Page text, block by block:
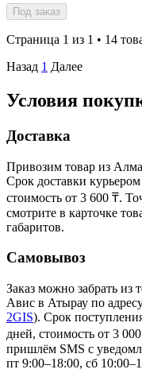
Под заказ
Страница 1 из 1 • 14
Назад 1 Далее
Условия
Доставка
Привозим товар из
Срок доставки
стоимость от 3 600 ₸.
смотрите в карточке
габаритов.
Самовывоз
Заказ можно забрать из
Авис в Атырау по
2GIS). Срок
дней, стоимость от 3
пришлём SMS с
пт 9:00–18:00, сб